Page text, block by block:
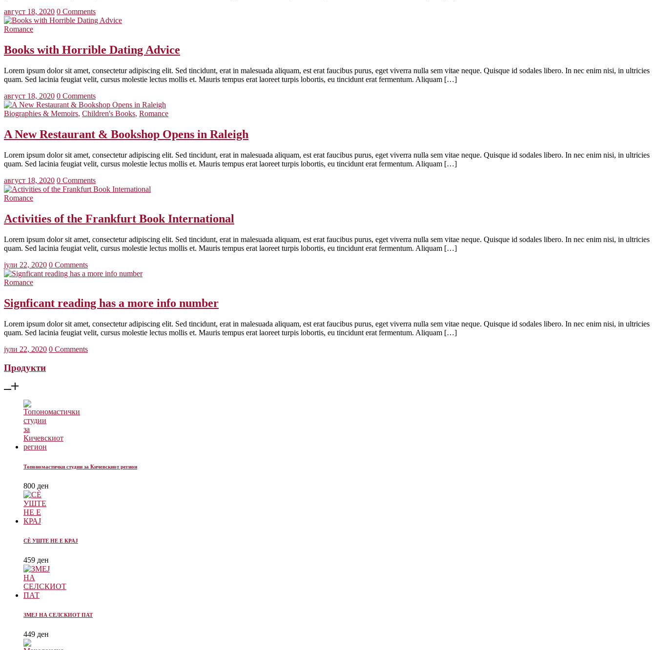
август 18, 2020 0 Comments
Romance
Books with Horrible Dating Advice
Lorem ipsum dolor sit amet, consectetur adipiscing elit. Sed tincidunt, erat in malesuada aliquam, est erat faucibus purus, eget viverra nulla sem vitae neque. Quisque id sodales libero. In nec enim nisi, in ultricies
quam. Sed lacinia feugiat velit, cursus molestie lectus mollis et. Mauris tempus erat laoreet turpis lobortis, eu tincidunt erat fermentum. Aliquam […]
август 18, 2020 0 Comments
Biographies & Memoirs, Children's Books, Romance
A New Restaurant & Bookshop Opens in Raleigh
Lorem ipsum dolor sit amet, consectetur adipiscing elit. Sed tincidunt, erat in malesuada aliquam, est erat faucibus purus, eget viverra nulla sem vitae neque. Quisque id sodales libero. In nec enim nisi, in ultricies
quam. Sed lacinia feugiat velit, cursus molestie lectus mollis et. Mauris tempus erat laoreet turpis lobortis, eu tincidunt erat fermentum. Aliquam […]
август 18, 2020 0 Comments
Romance
Activities of the Frankfurt Book International
Lorem ipsum dolor sit amet, consectetur adipiscing elit. Sed tincidunt, erat in malesuada aliquam, est erat faucibus purus, eget viverra nulla sem vitae neque. Quisque id sodales libero. In nec enim nisi, in ultricies
quam. Sed lacinia feugiat velit, cursus molestie lectus mollis et. Mauris tempus erat laoreet turpis lobortis, eu tincidunt erat fermentum. Aliquam […]
јули 22, 2020 0 Comments
Romance
Signficant reading has a more info number
Lorem ipsum dolor sit amet, consectetur adipiscing elit. Sed tincidunt, erat in malesuada aliquam, est erat faucibus purus, eget viverra nulla sem vitae neque. Quisque id sodales libero. In nec enim nisi, in ultricies
quam. Sed lacinia feugiat velit, cursus molestie lectus mollis et. Mauris tempus erat laoreet turpis lobortis, eu tincidunt erat fermentum. Aliquam […]
јули 22, 2020 0 Comments
Продукти
Топономастички студии за Кичевскиот регион
800 ден
СÈ УШТЕ НЕ Е КРАЈ
459 ден
ЗМЕЈ НА СЕЛСКИОТ ПАТ
449 ден